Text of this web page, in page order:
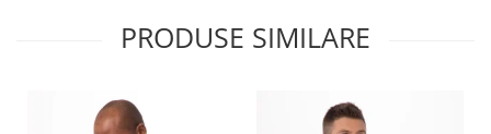
PRODUSE SIMILARE